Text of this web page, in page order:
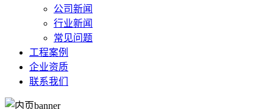
公司新闻
行业新闻
常见问题
工程案例
企业资质
联系我们